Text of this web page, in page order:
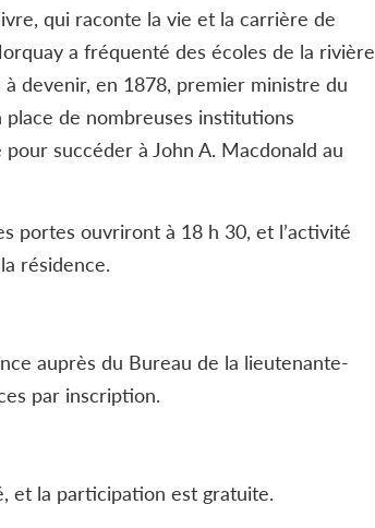
qui raconte la vie et la carrière de
a fréquenté des écoles de la rivière
devenir, en 1878, premier ministre du
place de nombreuses institutions
succéder à John A. Macdonald au
portes ouvriront à 18 h 30, et l’activité
résidence.
auprès du Bureau de la lieutenante-
par inscription.
et la participation est gratuite.